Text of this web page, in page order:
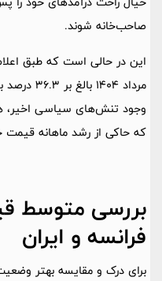
صاحب‌خانه شوند.
این در حالی است که طبق
مرداد
وجود تنش‌های سیاسی اخیر،
که حاکی از رشد ماهانه
بررسی متوسط
فرانسه و ایران
برای درک و مقایسه بهتر